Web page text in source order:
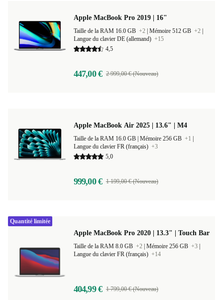
Apple MacBook Pro 2019 | 16"
Taille de la RAM 16.0 GB +2 Mémoire 512 GB +2
Langue du clavier DE (allemand) +15
4,5
447,00 € 2 999,00 € (Nouveau)
Apple MacBook Air 2025 | 13.6" | M4
Mémoire 256 GB +1
Langue du clavier FR (français) +3
5,0
999,00 € 1 199,00 € (Nouveau)
Apple MacBook Pro 2020 | 13.3" | Touch Bar
Taille de la RAM 8.0 GB +2 Mémoire 256 GB +3
Langue du clavier FR (français) +14
404,99 € 1 799,00 € (Nouveau)
Quantité limitée